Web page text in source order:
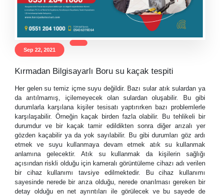
Sep 22, 2021
Kırmadan Bilgisayarlı Boru su kaçak tespiti
Her gelen su temiz içme suyu değildir. Bazı sular atık sulardan ya
da arıtılmamış, içilemeyecek olan sulardan oluşabilir. Bu gibi
durumlarla karşılana kişiler tesisatı yaptırırken bazı problemlerle
karşılaşabilir. Örneğin kaçak birden fazla olabilir. Bu tehlikeli bir
durumdur ve bir kaçak tamir edildikten sonra diğer arızalı yer
gözden kaçabilir ya da yok sayılabilir. Bu gibi durumları göz ardı
etmek ve suyu kullanmaya devam etmek atık su kullanmak
anlamına gelecektir. Atık su kullanmak da kişilerin sağlığı
açısından riskli olduğu için kameralı görüntüleme cihazı adı verilen
bir cihaz kullanımı tavsiye edilmektedir. Bu cihaz kullanımı
sayesinde nerede bir arıza olduğu, nerede onarılması gereken bir
detay olduğu en net ayrıntıları ile görülecek ve bu sayede de